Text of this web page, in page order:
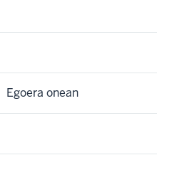
Egoera onean